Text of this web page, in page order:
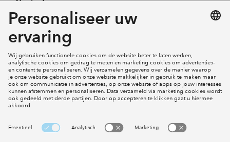
Contact
Mijn profiel
Social Media